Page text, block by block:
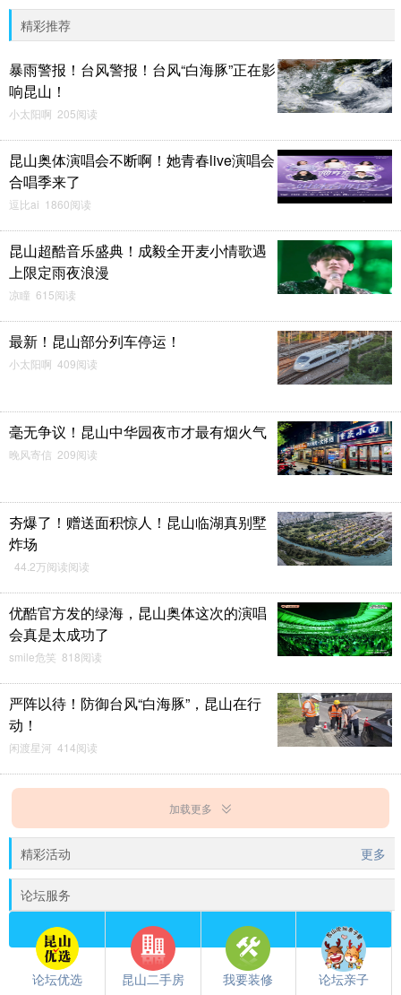
精彩推荐
暴雨警报！台风警报！台风“白海豚”正在影
响昆山！
小太阳啊 205阅读
昆山奥体演唱会不断啊！她青春live演唱会
合唱季来了
逗比ai 1860阅读
昆山超酷音乐盛典！成毅全开麦小情歌遇
上限定雨夜浪漫
凉瞳 615阅读
最新！昆山部分列车停运！
小太阳啊 409阅读
毫无争议！昆山中华园夜市才最有烟火气
晚风寄信 209阅读
夯爆了！赠送面积惊人！昆山临湖真别墅
炸场
44.2万阅读阅读
优酷官方发的绿海，昆山奥体这次的演唱
会真是太成功了
smile危笑 818阅读
严阵以待！防御台风“白海豚”，昆山在行
动！
闲渡星河 414阅读
加载更多
精彩活动 更多
论坛服务
论坛优选 昆山二手房 我要装修 论坛亲子